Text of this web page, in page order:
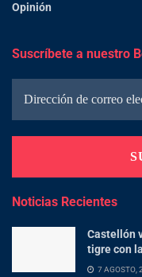
Opinión
Suscríbete a nuestro
Noticias Recientes
Castellón
tigre con
7 AGOSTO,